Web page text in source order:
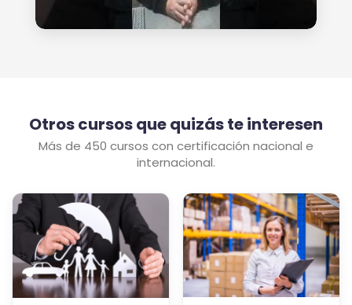
Otros cursos que quizás te interesen
Más de 450 cursos con certificación nacional e
internacional.